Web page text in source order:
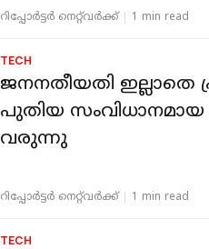
റിപ്പോർട്ടർ നെറ്റ്‌വര്‍ക്ക്‌ 1 min read
TECH
ജനനതീയതി ഇല്ലാതെ
പുതിയ സംവിധാനമായ
വരുന്നു
റിപ്പോർട്ടർ നെറ്റ്‌വര്‍ക്ക്‌ 1 min read
TECH